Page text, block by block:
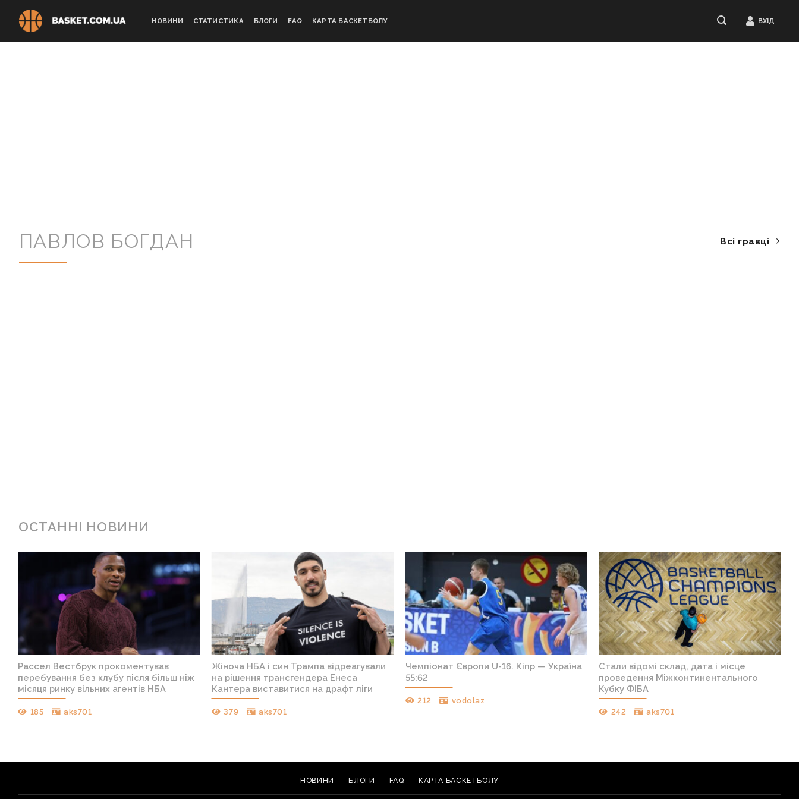
НОВИНИ СТАТИСТИКА БЛОГИ FAQ КАРТА БАСКЕТБОЛУ ВХІД
ПАВЛОВ БОГДАН Всі гравці
ОСТАННІ НОВИНИ
Рассел Вестбрук прокоментував
перебування без клубу після більш ніж
місяця ринку вільних агентів НБА
185 aks701
Жіноча НБА і син Трампа відреагували
на рішення трансгендера Енеса
Кантера виставитися на драфт ліги
379 aks701
Чемпіонат Європи U-16. Кіпр — Україна
55:62
212 vodolaz
Стали відомі склад, дата і місце
проведення Міжконтинентального
Кубку ФІБА
242 aks701
НОВИНИ БЛОГИ FAQ КАРТА БАСКЕТБОЛУ